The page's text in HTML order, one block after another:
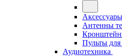
Антенны
Пульты для
Аудиотехника